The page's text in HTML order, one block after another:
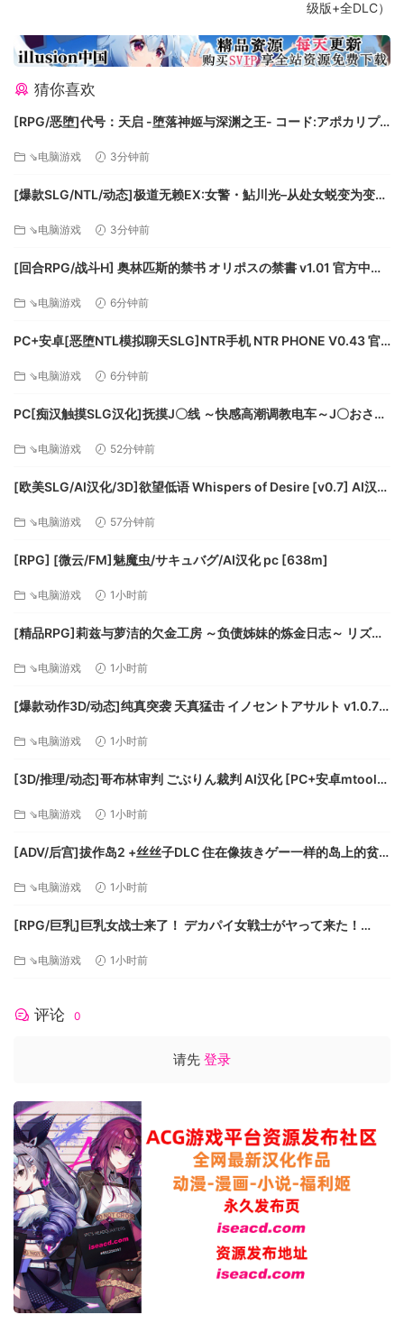
次接触的新玩家轻松入门，是各类玩家都能享受其中乐趣的游
戏作品。
●历代敌方角色也会登场
过去曾让地球遭受苦难的外星侵略者们，也将打破禁忌跨越世
场。
●支持在线多人合作
吧。
然而魔爪伸向了这个地球。
外星侵略者黑暗军团所率领的多艘母舰，
星导者、外来者、还有入侵者大举进攻地球……
然而，有一群勇敢的战士，从这些来自宇宙的外星侵略者手中
他们就是地球防卫军“EDF”。
在四分五裂的地球各地持续奋战的EDF队员们。
渊。
招集分散于世界各地的EDF队员，展开反击。
打造专属于你的最强队伍，拯救这个四四方方的地球。
级版+全DLC）
猜你喜欢
[RPG/恶堕]代号：天启 -堕落神姬与深渊之王- コード:アポカリプ
⇘电脑游戏 3分钟前
[爆款SLG/NTL/动态]极道无赖EX:女警・鮎川光–从处女蜕变为变态
⇘电脑游戏 3分钟前
[回合RPG/战斗H] 奥林匹斯的禁书 オリポスの禁書 v1.01 官方中文
⇘电脑游戏 6分钟前
PC+安卓[恶堕NTL模拟聊天SLG]NTR手机 NTR PHONE V0.43 官
⇘电脑游戏 6分钟前
PC[痴汉触摸SLG汉化]抚摸J〇线 ～快感高潮调教电车～J〇おさわ
雷/UC
⇘电脑游戏 52分钟前
[欧美SLG/AI汉化/3D]欲望低语 Whispers of Desire [v0.7] AI汉化
⇘电脑游戏 57分钟前
[RPG] [微云/FM]魅魔虫/サキュバグ/AI汉化 pc [638m]
⇘电脑游戏 1小时前
[精品RPG]莉兹与萝洁的欠金工房 ～负债姊妹的炼金日志～ リズと
⇘电脑游戏 1小时前
[爆款动作3D/动态]纯真突袭 天真猛击 イノセントアサルト v1.0.7
⇘电脑游戏 1小时前
[3D/推理/动态]哥布林审判 ごぶりん裁判 AI汉化 [PC+安卓mtool]
⇘电脑游戏 1小时前
[ADV/后宫]拔作岛2 +丝丝子DLC 住在像抜きゲー一样的岛上的贫
⇘电脑游戏 1小时前
[RPG/巨乳]巨乳女战士来了！ デカパイ女戦士がヤって来た！
⇘电脑游戏 1小时前
评论 0
请先 登录